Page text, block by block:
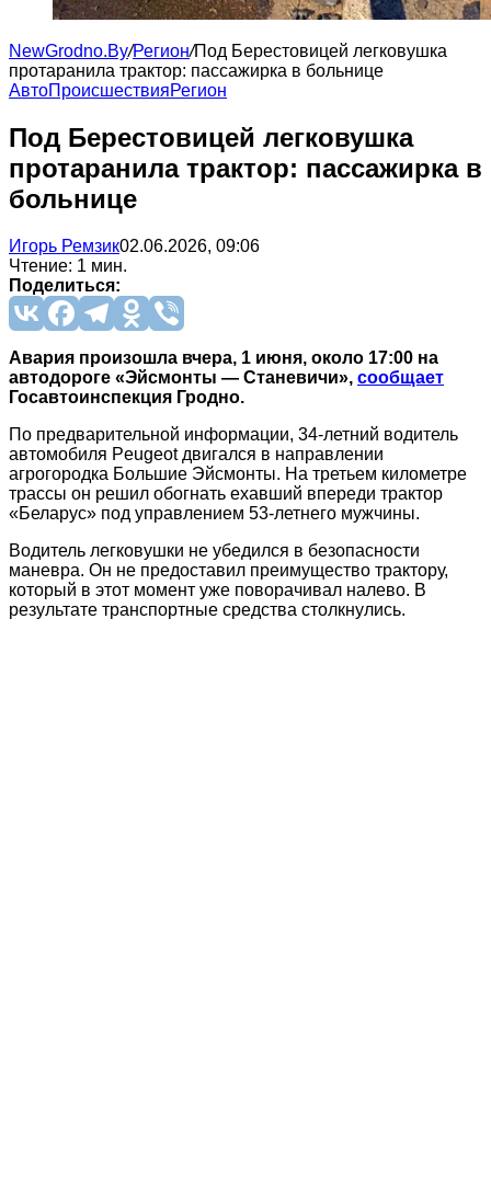
NewGrodno.By/Регион/Под Берестовицей легковушка
протаранила трактор: пассажирка в больнице
АвтоПроисшествияРегион
Под Берестовицей легковушка
протаранила трактор: пассажирка в
больнице
Игорь Ремзик02.06.2026, 09:06
Чтение: 1 мин.
Поделиться:
Авария произошла вчера, 1 июня, около 17:00 на
автодороге «Эйсмонты — Станевичи», сообщает
Госавтоинспекция Гродно.
По предварительной информации, 34-летний водитель
автомобиля Peugeot двигался в направлении
агрогородка Большие Эйсмонты. На третьем километре
трассы он решил обогнать ехавший впереди трактор
«Беларус» под управлением 53-летнего мужчины.
Водитель легковушки не убедился в безопасности
маневра. Он не предоставил преимущество трактору,
который в этот момент уже поворачивал налево. В
результате транспортные средства столкнулись.